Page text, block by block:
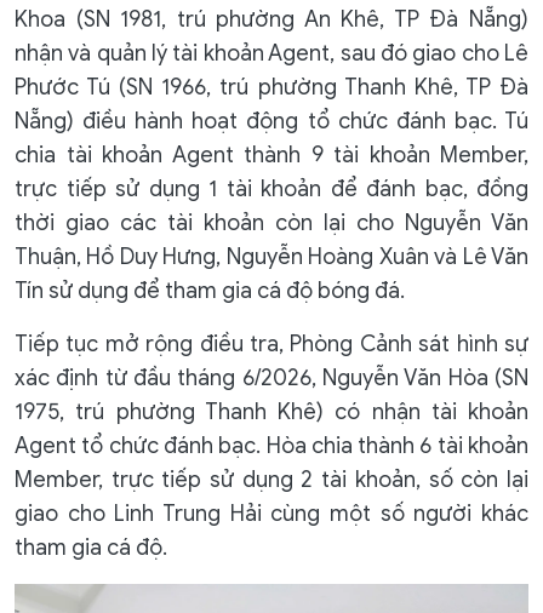
Khoa (SN 1981, trú phường An Khê, TP Đà Nẵng)
nhận và quản lý tài khoản Agent, sau đó giao cho Lê
Phước Tú (SN 1966, trú phường Thanh Khê, TP Đà
Nẵng) điều hành hoạt động tổ chức đánh bạc. Tú
chia tài khoản Agent thành 9 tài khoản Member,
trực tiếp sử dụng 1 tài khoản để đánh bạc, đồng
thời giao các tài khoản còn lại cho Nguyễn Văn
Thuận, Hồ Duy Hưng, Nguyễn Hoàng Xuân và Lê Văn
Tín sử dụng để tham gia cá độ bóng đá.
Tiếp tục mở rộng điều tra, Phòng Cảnh sát hình sự
xác định từ đầu tháng 6/2026, Nguyễn Văn Hòa (SN
1975, trú phường Thanh Khê) có nhận tài khoản
Agent tổ chức đánh bạc. Hòa chia thành 6 tài khoản
Member, trực tiếp sử dụng 2 tài khoản, số còn lại
giao cho Linh Trung Hải cùng một số người khác
tham gia cá độ.